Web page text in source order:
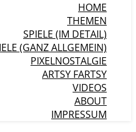
HOME
THEMEN
SPIELE (IM DETAIL)
(GANZ ALLGEMEIN)
PIXELNOSTALGIE
ARTSY FARTSY
VIDEOS
ABOUT
IMPRESSUM